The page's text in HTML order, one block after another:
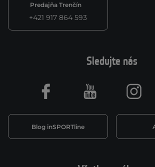
Predajňa Trenčín
+421 917 864 593
Sledujte nás
Blog inSPORTline
Facebook Youtube